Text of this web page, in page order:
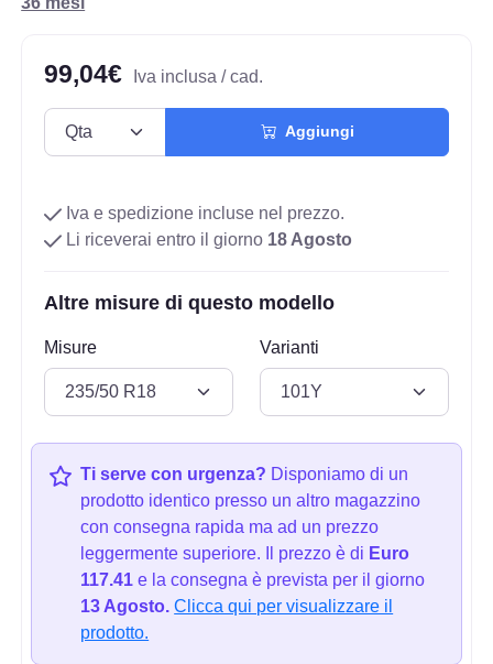
99,04€ Iva inclusa / cad.
Aggiungi
Iva e spedizione incluse nel prezzo.
Li riceverai entro il giorno 18 Agosto
Altre misure di questo modello
Misure Varianti
Ti serve con urgenza? Disponiamo di un
prodotto identico presso un altro magazzino
con consegna rapida ma ad un prezzo
leggermente superiore. Il prezzo è di Euro
117.41 e la consegna è prevista per il giorno
13 Agosto. Clicca qui per visualizzare il
prodotto.